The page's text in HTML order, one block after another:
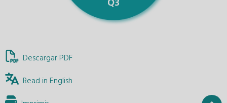
Descargar PDF
Read in English